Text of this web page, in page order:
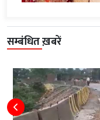
सम्बंधित ख़बरें